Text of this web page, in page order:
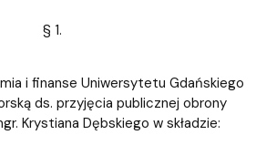
§ 1.
i finanse Uniwersytetu Gdańskiego
ds. przyjęcia publicznej obrony
Krystiana Dębskiego w składzie: